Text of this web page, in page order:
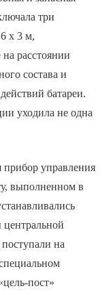
три
х 3 м,
расстоянии
состава и
батареи.
уходила не одна
прибор управления
выполненном в
на
пост»